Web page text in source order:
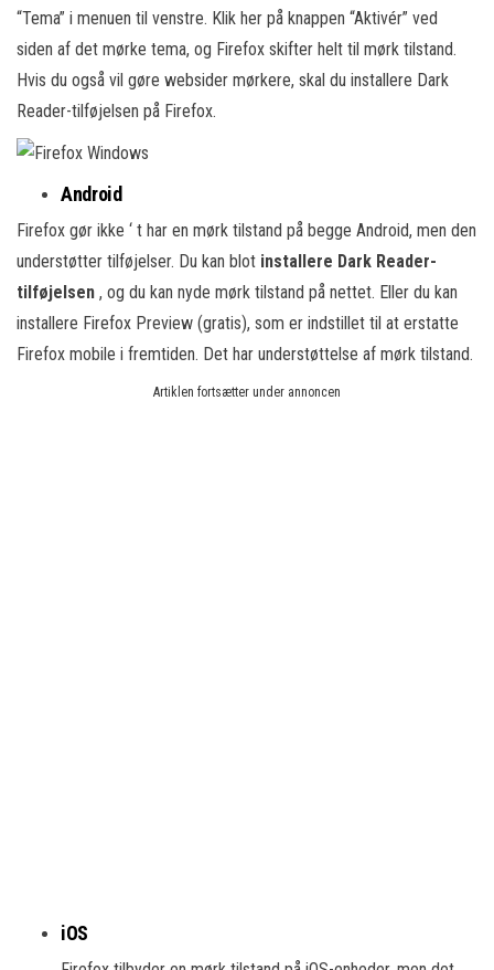
“Tema” i menuen til venstre. Klik her på knappen “Aktivér” ved
siden af det mørke tema, og Firefox skifter helt til mørk tilstand.
Hvis du også vil gøre websider mørkere, skal du installere Dark
Reader-tilføjelsen på Firefox.
Android
Firefox gør ikke ‘ t har en mørk tilstand på begge Android, men den
understøtter tilføjelser. Du kan blot installere Dark Reader-
tilføjelsen , og du kan nyde mørk tilstand på nettet. Eller du kan
installere Firefox Preview (gratis), som er indstillet til at erstatte
Firefox mobile i fremtiden. Det har understøttelse af mørk tilstand.
Artiklen fortsætter under annoncen
iOS